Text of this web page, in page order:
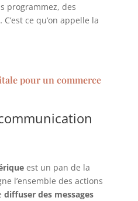
programmez, des
ce qu’on appelle la
pour un commerce
est un pan de la
l’ensemble des actions
diffuser des messages